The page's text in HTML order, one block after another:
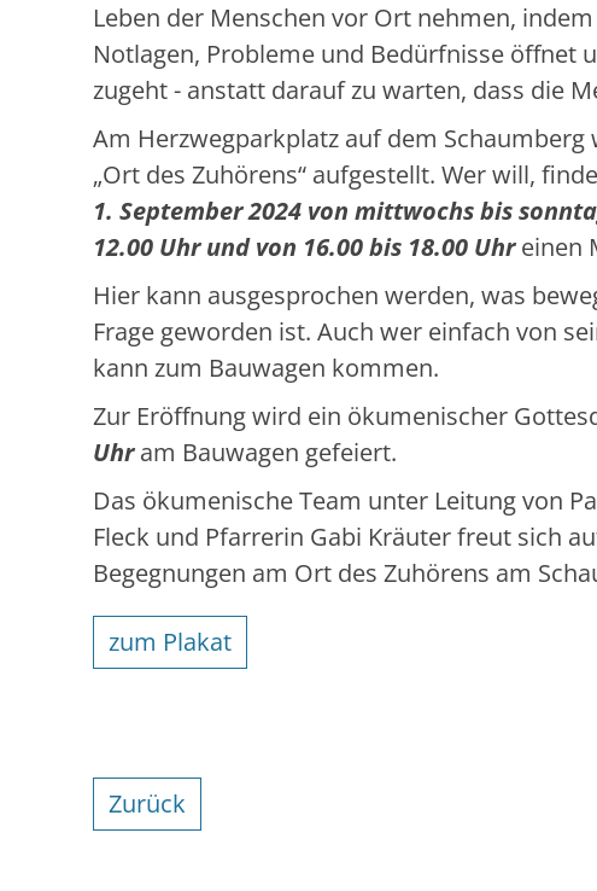
Leben der Menschen vor Ort nehmen,
Notlagen, Probleme und Bedürfnisse öffnet
zugeht - anstatt darauf zu warten, dass die
Am Herzwegparkplatz auf dem Schaumberg
„Ort des Zuhörens“ aufgestellt. Wer will,
1. September 2024 von mittwochs bis
12.00 Uhr und von 16.00 bis 18.00 Uhreinen
Hier kann ausgesprochen werden, was
Frage geworden ist. Auch wer einfach von
kann zum Bauwagen kommen.
Zur Eröffnung wird ein ökumenischer
Uhram Bauwagen gefeiert.
Das ökumenische Team unter Leitung von
Fleck und Pfarrerin Gabi Kräuter freut sich
Begegnungen am Ort des Zuhörens am
zum Plakat
Zurück